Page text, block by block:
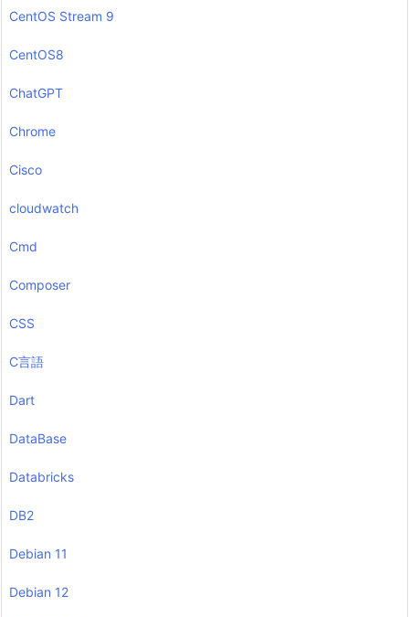
CentOS Stream 9
CentOS8
ChatGPT
Chrome
Cisco
cloudwatch
Cmd
Composer
CSS
C言語
Dart
DataBase
Databricks
DB2
Debian 11
Debian 12